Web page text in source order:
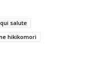
qui salute
hikikomori